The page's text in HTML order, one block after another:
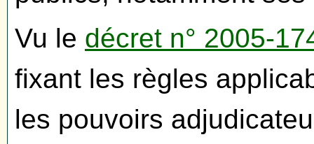
Vu le décret n° 2005-
fixant les règles
les pouvoirs